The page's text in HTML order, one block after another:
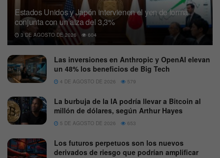
Estados Unidos y Japón intervienen el yen de forma
conjunta con un alza del 3,3%
3 DE AGOSTO DE 2026 604
Las inversiones en Anthropic y OpenAI elevan
un 48% los beneficios de Big Tech
4 DE AGOSTO DE 2026 579
La burbuja de la IA podría llevar a Bitcoin al
millón de dólares, según Arthur Hayes
5 DE AGOSTO DE 2026 653
Los futuros perpetuos son los nuevos
derivados de riesgo que podrían amplificar